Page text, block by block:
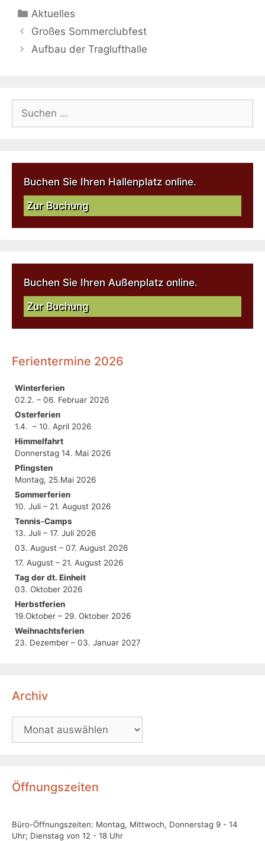
Aktuelles
Großes Sommerclubfest
Aufbau der Traglufthalle
Buchen Sie Ihren Hallenplatz online.
Zur Buchung
Buchen Sie Ihren Außenplatz online.
Zur Buchung
Ferientermine 2026
Winterferien
02.2. – 06. Februar 2026
Osterferien
1.4. – 10. April 2026
Himmelfahrt
Donnerstag 14. Mai 2026
Pfingsten
Montag, 25.Mai 2026
Sommerferien
10. Juli – 21. August 2026
Tennis-Camps
13. Juli – 17. Juli 2026
03. August – 07. August 2026
17. August – 21. August 2026
Tag der dt. Einheit
03. Oktober 2026
Herbstferien
19.Oktober – 29. Oktober 2026
Weihnachtsferien
23. Dezember – 03. Januar 2027
Archiv
Öffnungszeiten
Büro-Öffnungszeiten: Montag, Mittwoch, Donnerstag 9 - 14
Uhr; Dienstag von 12 - 18 Uhr